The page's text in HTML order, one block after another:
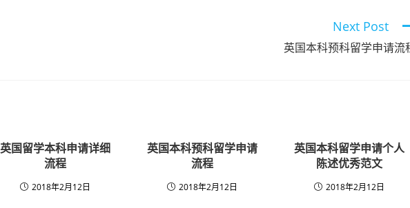
Next Post
英国本科预科留学申请流
英国留学本科申请详细
流程
2018年2月12日
英国本科预科留学申请
流程
2018年2月12日
英国本科留学申请个人
陈述优秀范文
2018年2月12日